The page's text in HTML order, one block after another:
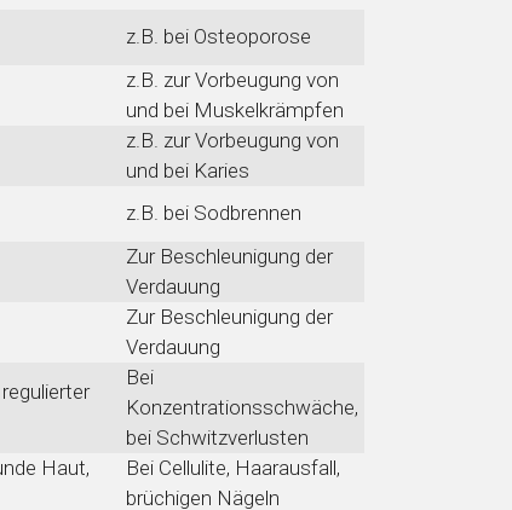
z.B. bei Osteoporose
z.B. zur Vorbeugung von
und bei Muskelkrämpfen
z.B. zur Vorbeugung von
und bei Karies
z.B. bei Sodbrennen
Zur Beschleunigung der
Verdauung
Zur Beschleunigung der
Verdauung
Bei
Konzentrationsschwäche,
bei Schwitzverlusten
Haut,
Bei Cellulite, Haarausfall,
brüchigen Nägeln